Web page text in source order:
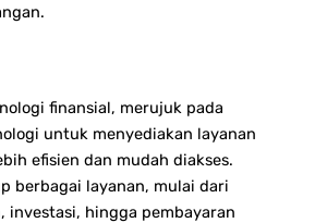
finansial, merujuk pada
untuk menyediakan layanan
efisien dan mudah diakses.
berbagai layanan, mulai dari
investasi, hingga pembayaran